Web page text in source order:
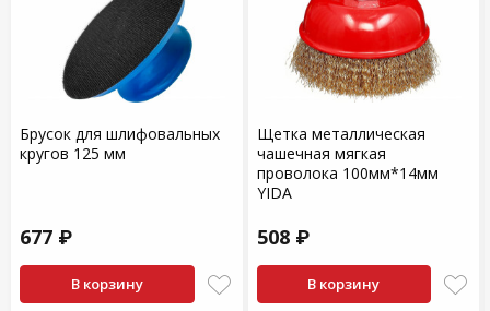
Брусок для шлифовальных
кругов 125 мм
677 ₽
В корзину
Щетка металлическая
чашечная мягкая
проволока 100мм*14мм
YIDA
508 ₽
В корзину